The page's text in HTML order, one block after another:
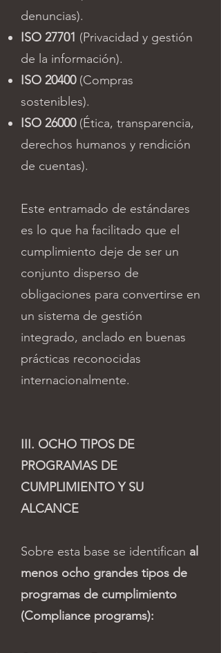
denuncias).
ISO 27701 (Privacidad y gestión
de la información).
ISO 20400(Compras
sostenibles).
ISO 26000(Ética, transparencia,
derechos humanos y rendición
de cuentas).
Este entramado de estándares
es lo que ha facilitado que el
cumplimiento deje de ser un
conjunto disperso de
obligaciones para convertirse en
un sistema de gestión
integrado, anclado en buenas
prácticas reconocidas
internacionalmente.
III. OCHO TIPOS DE
PROGRAMAS DE
CUMPLIMIENTO Y SU
ALCANCE
Sobre esta base se identifican al
menos ocho grandes tipos de
programas de cumplimiento
(Compliance programs):